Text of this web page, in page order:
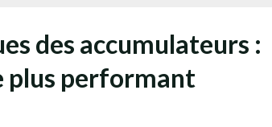
des accumulateurs :
plus performant